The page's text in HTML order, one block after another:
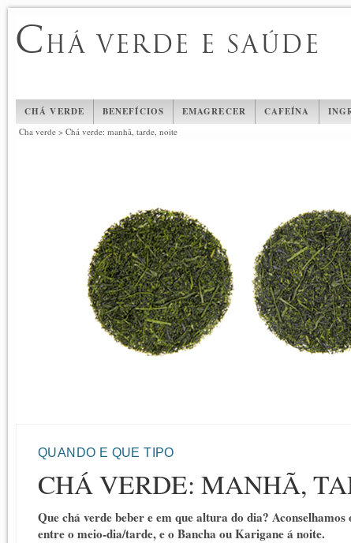
CHÁ VERDE E SAÚDE
CHÁ VERDE BENEFÍCIOS EMAGRECER CAFEÍNA
Cha verde > Chá verde: manhã, tarde, noite
QUANDO E QUE TIPO
CHÁ VERDE: MANHÃ,
Que chá verde beber e em que altura do dia?
entre o meio-dia/tarde, e o Bancha ou Karigane á noite.